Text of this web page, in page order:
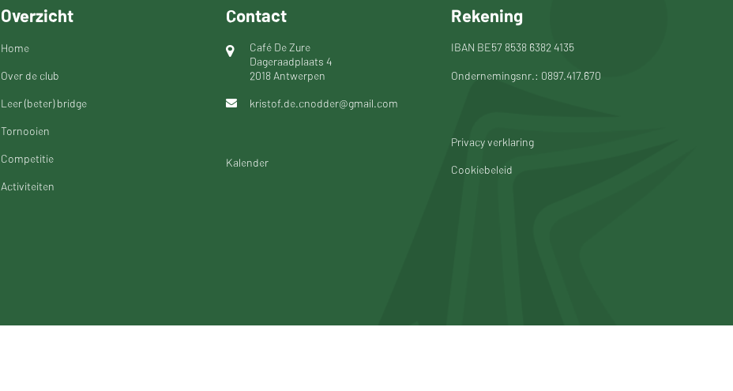
Overzicht
Home
Over de club
Leer (beter) bridge
Tornooien
Competitie
Activiteiten
Contact
Café De Zure
Dageraadplaats 4
2018 Antwerpen
kristof.de.cnodder@gmail.com
Kalender
Rekening
IBAN BE57 8538 6382 4135
Ondernemingsnr.: 0897.417.670
Privacy verklaring
Cookiebeleid